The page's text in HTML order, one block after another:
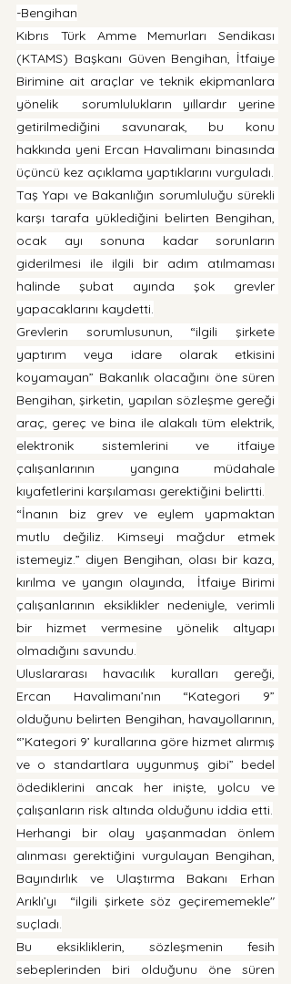
-Bengihan
Kıbrıs Türk Amme Memurları Sendikası
(KTAMS) Başkanı Güven Bengihan, İtfaiye
Birimine ait araçlar ve teknik ekipmanlara
yönelik  sorumlulukların yıllardır yerine
getirilmediğini savunarak, bu konu
hakkında yeni Ercan Havalimanı binasında
üçüncü kez açıklama yaptıklarını vurguladı.
Taş Yapı ve Bakanlığın sorumluluğu sürekli
karşı tarafa yüklediğini belirten Bengihan,
ocak ayı sonuna kadar sorunların
giderilmesi ile ilgili bir adım atılmaması
halinde şubat ayında şok grevler
yapacaklarını kaydetti.
Grevlerin sorumlusunun, “ilgili şirkete
yaptırım veya idare olarak etkisini
koyamayan” Bakanlık olacağını öne süren
Bengihan, şirketin, yapılan sözleşme gereği
araç, gereç ve bina ile alakalı tüm elektrik,
elektronik sistemlerini ve itfaiye
çalışanlarının yangına müdahale
kıyafetlerini karşılaması gerektiğini belirtti.
“İnanın biz grev ve eylem yapmaktan
mutlu değiliz. Kimseyi mağdur etmek
istemeyiz.” diyen Bengihan, olası bir kaza,
kırılma ve yangın olayında,  İtfaiye Birimi
çalışanlarının eksiklikler nedeniyle, verimli
bir hizmet vermesine yönelik altyapı
olmadığını savundu.
Uluslararası havacılık kuralları gereği,
Ercan Havalimanı’nın “Kategori 9”
olduğunu belirten Bengihan, havayollarının,
“’Kategori 9’ kurallarına göre hizmet alırmış
ve o standartlara uygunmuş gibi” bedel
ödediklerini ancak her inişte, yolcu ve
çalışanların risk altında olduğunu iddia etti.
Herhangi bir olay yaşanmadan önlem
alınması gerektiğini vurgulayan Bengihan,
Bayındırlık ve Ulaştırma Bakanı Erhan
Arıklı’yı  “ilgili şirkete söz geçirememekle"
suçladı.
Bu eksikliklerin, sözleşmenin fesih
sebeplerinden biri olduğunu öne süren